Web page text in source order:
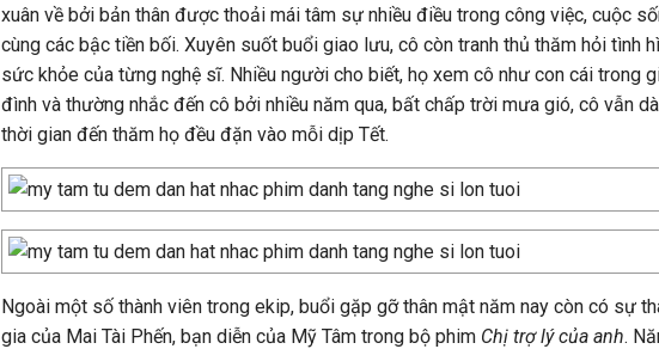
xuân về bởi bản thân được thoải mái tâm sự nhiều điều trong công việc, cuộc
cùng các bậc tiền bối. Xuyên suốt buổi giao lưu, cô còn tranh thủ thăm hỏi tình
sức khỏe của từng nghệ sĩ. Nhiều người cho biết, họ xem cô như con cái trong
đình và thường nhắc đến cô bởi nhiều năm qua, bất chấp trời mưa gió, cô vẫn
thời gian đến thăm họ đều đặn vào mỗi dịp Tết.
Ngoài một số thành viên trong ekip, buổi gặp gỡ thân mật năm nay còn có sự
gia của Mai Tài Phến, bạn diễn của Mỹ Tâm trong bộ phim Chị trợ lý của anh.